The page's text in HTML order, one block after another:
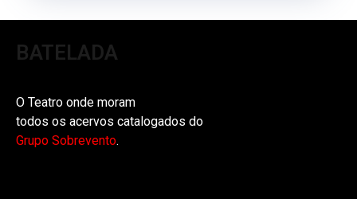
BATELADA
O Teatro onde moram
todos os acervos catalogados do
Grupo Sobrevento.